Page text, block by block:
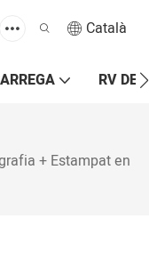
Català
RV DE
+ Estampat en